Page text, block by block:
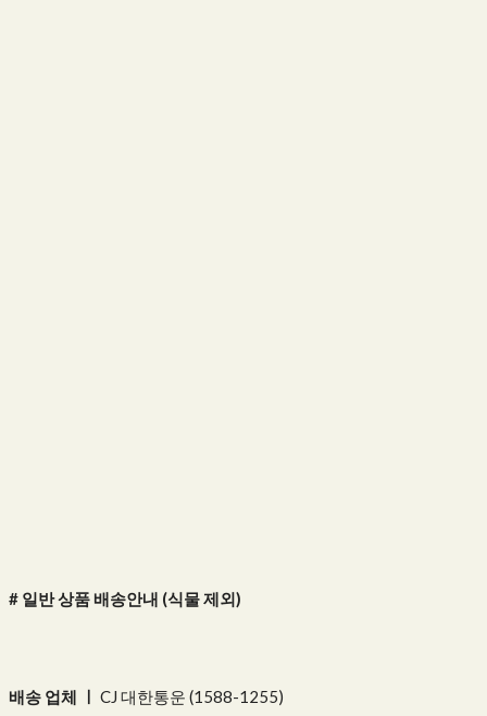
# 일반 상품 배송안내 (식물 제외)
배송 업체 ㅣ CJ 대한통운 (1588-1255)